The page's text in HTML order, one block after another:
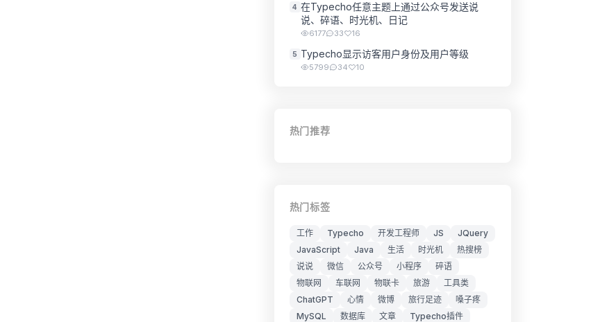
4 在Typecho任意主题上通过公众号发送说
说、碎语、时光机、日记
6177 33 16
5 Typecho显示访客用户身份及用户等级
5799 34 10
热门推荐
热门标签
工作 Typecho 开发工程师 JS
JQuery
JavaScript
Java 生活 时光机
热搜榜
说说
微信 公众号 小程序
碎语
物联网
车联网 物联卡 旅游
工具类
ChatGPT
心情 微博 旅行足迹
嗓子疼
MySQL
数据库 文章
Typecho插件